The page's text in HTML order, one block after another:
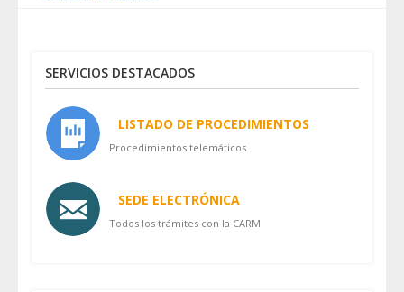
SERVICIOS DESTACADOS
LISTADO DE PROCEDIMIENTOS
Procedimientos telemáticos
SEDE ELECTRÓNICA
Todos los trámites con la CARM